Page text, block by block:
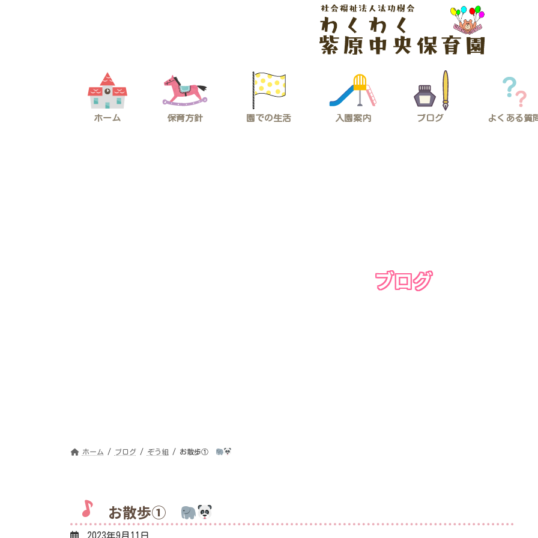
ホーム 保育方針 園での生活 入園案内 ブログ よくある質
ブログ
ホーム ブログ ぞう組 お散歩①
お散歩①
2023年9月11日